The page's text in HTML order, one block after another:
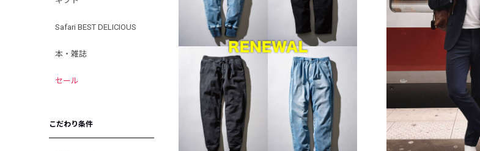
Safari BEST DELICIOUS
本・雑誌
セール
こだわり条件